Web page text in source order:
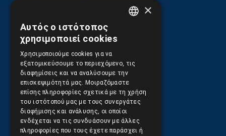
Αποστολές και Πληρωμές
Επιστροφές και Ακυρώσεις
×
Αυτός ο ιστότοπος
χρησιμοποιεί cookies
Χρησιμοποιούμε cookies για να
εξατομικεύσουμε το περιεχόμενο, τις
διαφημίσεις και να αναλύσουμε την
επισκεψιμότητά μας. Μοιραζόμαστε
επίσης πληροφορίες σχετικά με τη χρήση
του ιστότοπού μας με τους συνεργάτες
διαφήμισης και ανάλυσης, οι οποίοι
ενδέχεται να τις συνδυάσουν με άλλες
πληροφορίες που τους έχετε παράσχει ή